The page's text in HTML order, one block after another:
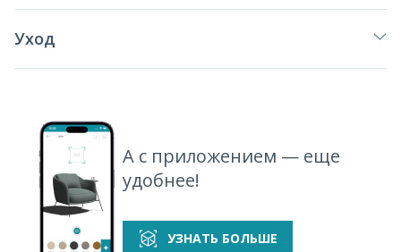
Уход
А с приложением — еще
удобнее!
УЗНАТЬ БОЛЬШЕ